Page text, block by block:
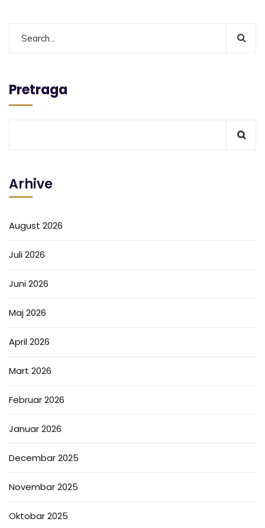
Pretraga
Arhive
August 2026
Juli 2026
Juni 2026
Maj 2026
April 2026
Mart 2026
Februar 2026
Januar 2026
Decembar 2025
Novembar 2025
Oktobar 2025